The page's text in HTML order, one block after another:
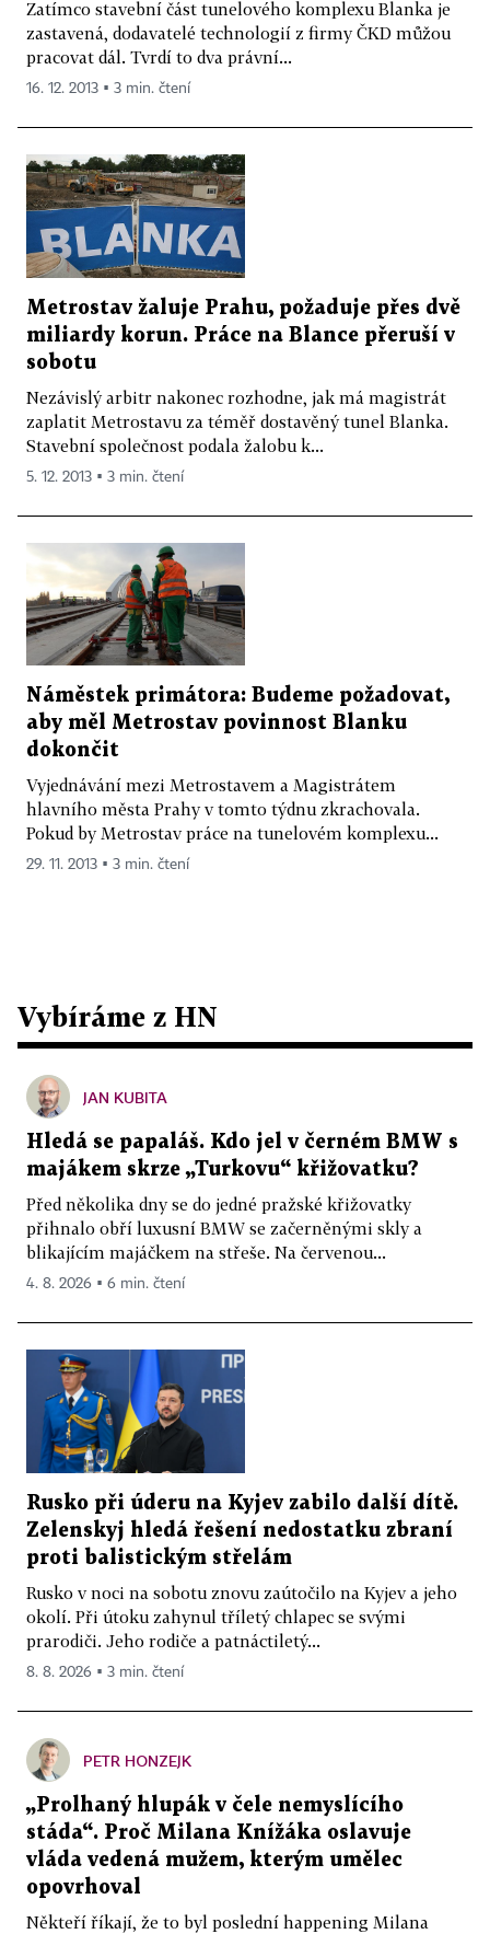
Zatímco stavební část tunelového komplexu Blanka je
zastavená, dodavatelé technologií z firmy ČKD můžou
pracovat dál. Tvrdí to dva právní...
16. 12. 2013 ▪ 3 min. čtení
Metrostav žaluje Prahu, požaduje přes dvě
miliardy korun. Práce na Blance přeruší v
sobotu
Nezávislý arbitr nakonec rozhodne, jak má magistrát
zaplatit Metrostavu za téměř dostavěný tunel Blanka.
Stavební společnost podala žalobu k...
5. 12. 2013 ▪ 3 min. čtení
Náměstek primátora: Budeme požadovat,
aby měl Metrostav povinnost Blanku
dokončit
Vyjednávání mezi Metrostavem a Magistrátem
hlavního města Prahy v tomto týdnu zkrachovala.
Pokud by Metrostav práce na tunelovém komplexu...
29. 11. 2013 ▪ 3 min. čtení
Vybíráme z HN
JAN KUBITA
Hledá se papaláš. Kdo jel v černém BMW s
majákem skrze „Turkovu“ křižovatku?
Před několika dny se do jedné pražské křižovatky
přihnalo obří luxusní BMW se začerněnými skly a
blikajícím majáčkem na střeše. Na červenou...
4. 8. 2026 ▪ 6 min. čtení
Rusko při úderu na Kyjev zabilo další dítě.
Zelenskyj hledá řešení nedostatku zbraní
proti balistickým střelám
Rusko v noci na sobotu znovu zaútočilo na Kyjev a jeho
okolí. Při útoku zahynul tříletý chlapec se svými
prarodiči. Jeho rodiče a patnáctiletý...
8. 8. 2026 ▪ 3 min. čtení
PETR HONZEJK
„Prolhaný hlupák v čele nemyslícího
stáda“. Proč Milana Knížáka oslavuje
vláda vedená mužem, kterým umělec
opovrhoval
Někteří říkají, že to byl poslední happening Milana